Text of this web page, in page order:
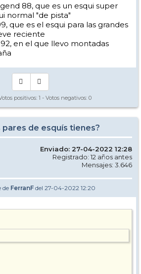
88, que es un esqui super
normal "de pista"
que es el esqui para las grandes
reciente
en el que llevo montadas
positivos: 1 - Votos negativos: 0
pares de esquís tienes?
Enviado: 27-04-2022 12:28
Registrado: 12 años antes
Mensajes: 3.646
de FerranF del 27-04-2022 12:20